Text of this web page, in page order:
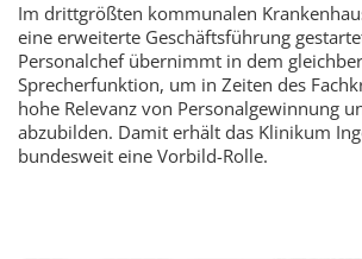
Im drittgrößten kommunalen
eine erweiterte Geschäftsführung
Personalchef übernimmt in dem
Sprecherfunktion, um in Zeiten des
hohe Relevanz von Personalgewinnung
abzubilden. Damit erhält das Klinikum
bundesweit eine Vorbild-Rolle.